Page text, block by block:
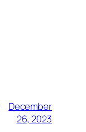
December
26, 2023